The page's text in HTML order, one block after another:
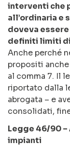
interventi che
all’ordinaria e
doveva
definiti limiti
Anche perché
propositi
al comma 7. Il
riportato dalla
abrogata – e
consolidati,
Legge 46/90
impianti